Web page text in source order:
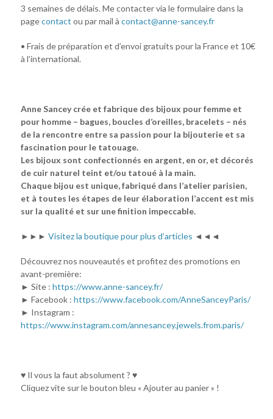
3 semaines de délais. Me contacter via le formulaire dans la
pagecontact ou par mail à contact@anne-sancey.fr
• Frais de préparation et d’envoi gratuits pour la France et 10€
à l’international.
Anne Sancey crée et fabrique des bijoux pour femme et
pour homme – bagues, boucles d’oreilles, bracelets – nés
de la rencontre entre sa passion pour la bijouterie et sa
fascination pour le tatouage.
Les bijoux sont confectionnés en argent, en or, et décorés
de cuir naturel teint et/ou tatoué à la main.
Chaque bijou est unique, fabriqué dans l’atelier parisien,
et à toutes les étapes de leur élaboration l’accent est mis
sur la qualité et sur une finition impeccable.
►►► Visitez la boutique pour plus d’articles ◄◄◄
Découvrez nos nouveautés et profitez des promotions en
avant-première:
► Site : https://www.anne-sancey.fr/
► Facebook : https://www.facebook.com/AnneSanceyParis/
► Instagram :
https://www.instagram.com/annesancey.jewels.from.paris/
♥ Il vous la faut absolument ? ♥
Cliquez vite sur le bouton bleu « Ajouter au panier » !